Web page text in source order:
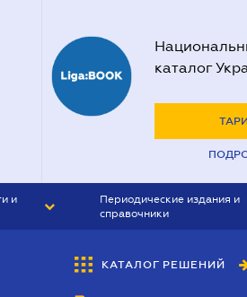
каталог
и
Периодические издания и
справочники
БУХГАЛТЕР&ЗАКОН
КАТАЛОГ РЕШЕНИЙ